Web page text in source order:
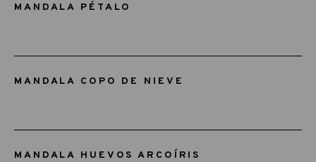
MANDALA PÉTALO
MANDALA COPO DE NIEVE
MANDALA HUEVOS ARCOÍRIS